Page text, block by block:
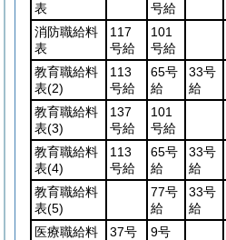
表
号給
消防職給料
表
117
号給
101
号給
教育職給料
表(2)
113
号給
65号
給
33号
給
教育職給料
表(3)
137
号給
101
号給
教育職給料
表(4)
113
号給
65号
給
33号
給
教育職給料
表(5)
77号
給
33号
給
医療職給料
37号
9号